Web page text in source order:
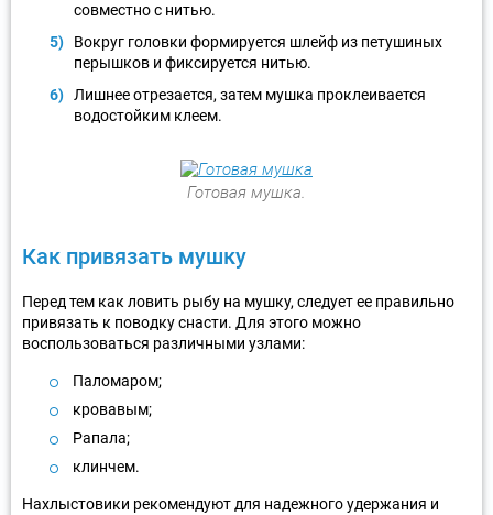
совместно с нитью.
Вокруг головки формируется шлейф из петушиных
перышков и фиксируется нитью.
Лишнее отрезается, затем мушка проклеивается
водостойким клеем.
Готовая мушка.
Как привязать мушку
Перед тем как ловить рыбу на мушку, следует ее правильно
привязать к поводку снасти. Для этого можно
воспользоваться различными узлами:
Паломаром;
кровавым;
Рапала;
клинчем.
Нахлыстовики рекомендуют для надежного удержания и